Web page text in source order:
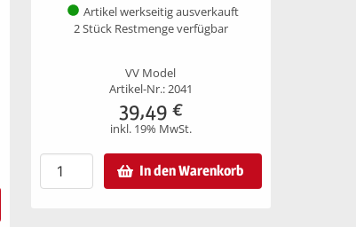
Artikel werkseitig ausverkauft
2 Stück Restmenge verfügbar
VV Model
Artikel-Nr.: 2041
39,49 €
inkl. 19% MwSt.
In den Warenkorb